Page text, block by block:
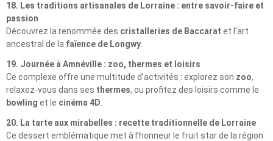
18. Les traditions artisanales de Lorraine : entre savoir-faire et
passion
Découvrez la renommée des cristalleries de Baccarat et l’art
ancestral de la faïence de Longwy
19. Journée à Amnéville : zoo, thermes et loisirs
Ce complexe offre une multitude d’activités : explorez son zoo,
relaxez-vous dans ses thermes, ou profitez des loisirs comme le
bowling et le cinéma 4D
20. La tarte aux mirabelles : recette traditionnelle de Lorraine
Ce dessert emblématique met à l’honneur le fruit star de la région :